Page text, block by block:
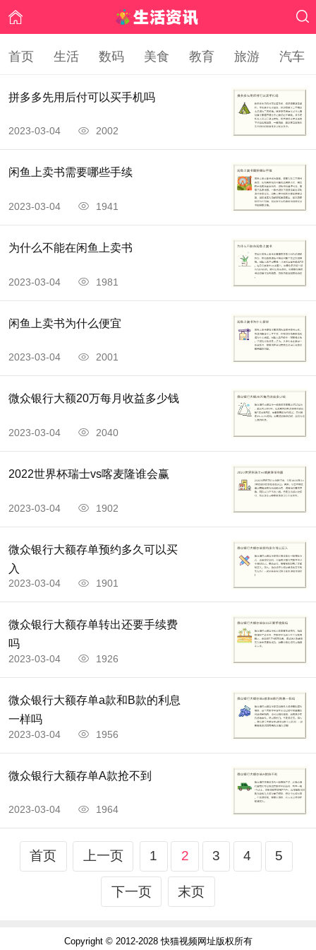
首页 生活 数码 美食 教育 旅游 汽车
拼多多先用后付可以买手机吗
2023-03-04 2002
闲鱼上卖书需要哪些手续
2023-03-04 1941
为什么不能在闲鱼上卖书
2023-03-04 1981
闲鱼上卖书为什么便宜
2023-03-04 2001
微众银行大额20万每月收益多少钱
2023-03-04 2040
2022世界杯瑞士vs喀麦隆谁会赢
2023-03-04 1902
微众银行大额存单预约多久可以买
入
2023-03-04 1901
微众银行大额存单转出还要手续费
吗
2023-03-04 1926
微众银行大额存单a款和B款的利息
一样吗
2023-03-04 1956
微众银行大额存单A款抢不到
2023-03-04 1964
首页 上一页 1 2 3 4 5
下一页 末页
Copyright © 2012-2028 快猫视频网址版权所有